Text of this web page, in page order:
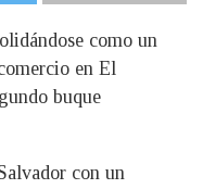
como un
en El
buque
con un